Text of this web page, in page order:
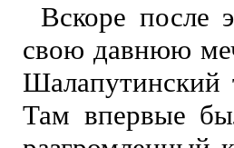
Вскоре после
свою давнюю
Шалапутинский
Там впервые